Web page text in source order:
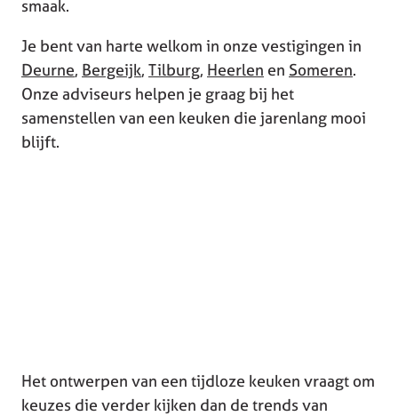
smaak.
Je bent van harte welkom in onze vestigingen in
Deurne, Bergeijk, Tilburg, Heerlen en Someren.
Onze adviseurs helpen je graag bij het
samenstellen van een keuken die jarenlang mooi
blijft.
Het ontwerpen van een tijdloze keuken vraagt om
keuzes die verder kijken dan de trends van